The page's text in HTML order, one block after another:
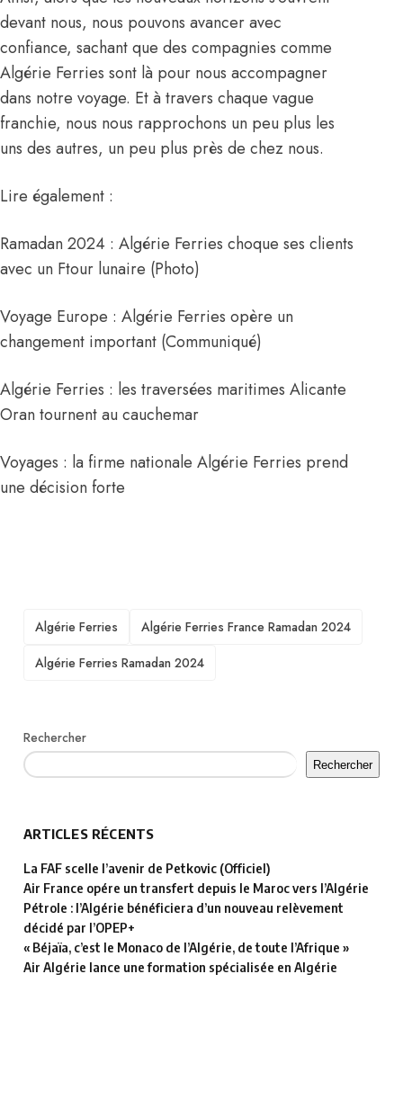
devant nous, nous pouvons avancer avec
confiance, sachant que des compagnies comme
Algérie Ferries sont là pour nous accompagner
dans notre voyage. Et à travers chaque vague
franchie, nous nous rapprochons un peu plus les
uns des autres, un peu plus près de chez nous.
Lire également :
Ramadan 2024 : Algérie Ferries choque ses clients
avec un Ftour lunaire (Photo)
Voyage Europe : Algérie Ferries opère un
changement important (Communiqué)
Algérie Ferries : les traversées maritimes Alicante
Oran tournent au cauchemar
Voyages : la firme nationale Algérie Ferries prend
une décision forte
TAGS
Algérie Ferries
Algérie Ferries France Ramadan 2024
Algérie Ferries Ramadan 2024
Rechercher
Rechercher
ARTICLES RÉCENTS
La FAF scelle l’avenir de Petkovic (Officiel)
Air France opére un transfert depuis le Maroc vers l’Algérie
Pétrole : l’Algérie bénéficiera d’un nouveau relèvement
décidé par l’OPEP+
« Béjaïa, c’est le Monaco de l’Algérie, de toute l’Afrique »
Air Algérie lance une formation spécialisée en Algérie